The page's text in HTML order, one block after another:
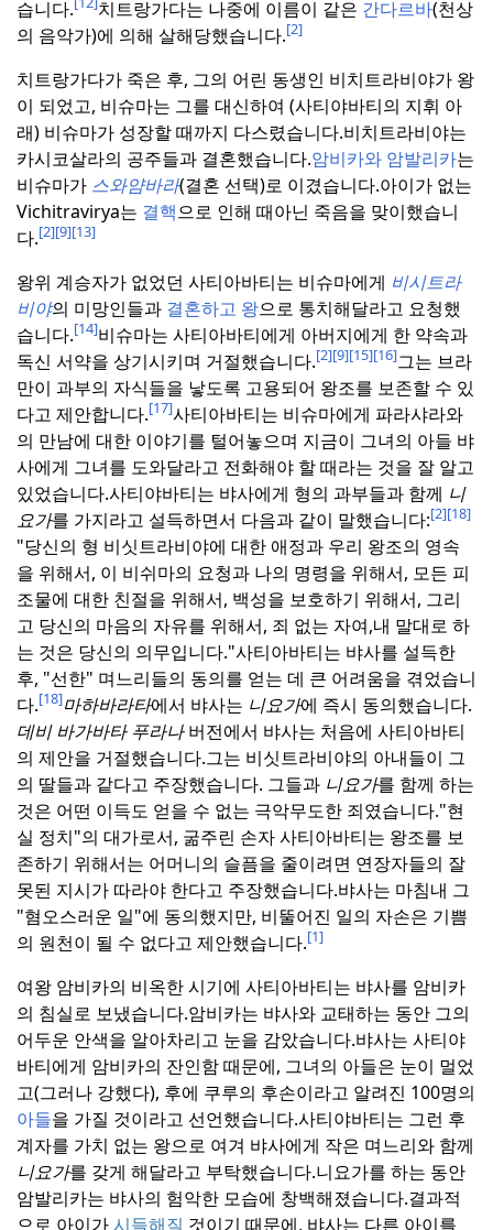
습니다. 치트랑가다는 나중에 이름이 같은 간다르바(천상
의 음악가)에 의해 살해당했습니다.[2]
치트랑가다가 죽은 후, 그의 어린 동생인 비치트라비야가 왕
이 되었고, 비슈마는 그를 대신하여 (사티야바티의 지휘 아
래) 비슈마가 성장할 때까지 다스렸습니다.비치트라비야는
카시코살라의 공주들과 결혼했습니다.암비카와 암발리카는
비슈마가 스와얌바라(결혼 선택)로 이겼습니다.아이가 없는
Vichitravirya는 결핵으로 인해 때아닌 죽음을 맞이했습니
다.[2][9][13]
왕위 계승자가 없었던 사티아바티는 비슈마에게 비시트라
비야의 미망인들과 결혼하고 왕으로 통치해달라고 요청했
습니다.[14]비슈마는 사티아바티에게 아버지에게 한 약속과
독신 서약을 상기시키며 거절했습니다.[2][9][15][16]그는 브라
만이 과부의 자식들을 낳도록 고용되어 왕조를 보존할 수 있
다고 제안합니다.[17]사티아바티는 비슈마에게 파라샤라와
의 만남에 대한 이야기를 털어놓으며 지금이 그녀의 아들 뱌
사에게 그녀를 도와달라고 전화해야 할 때라는 것을 잘 알고
있었습니다.사티야바티는 뱌사에게 형의 과부들과 함께 니
요가를 가지라고 설득하면서 다음과 같이 말했습니다:[2][18]
"당신의 형 비싯트라비야에 대한 애정과 우리 왕조의 영속
을 위해서, 이 비쉬마의 요청과 나의 명령을 위해서, 모든 피
조물에 대한 친절을 위해서, 백성을 보호하기 위해서, 그리
고 당신의 마음의 자유를 위해서, 죄 없는 자여,내 말대로 하
는 것은 당신의 의무입니다."사티아바티는 뱌사를 설득한
후, "선한" 며느리들의 동의를 얻는 데 큰 어려움을 겪었습니
다.[18]마하바라타에서 뱌사는 니요가에 즉시 동의했습니다.
데비 바가바타 푸라나버전에서 뱌사는 처음에 사티아바티
의 제안을 거절했습니다.그는 비싯트라비야의 아내들이 그
의 딸들과 같다고 주장했습니다. 그들과 니요가를 함께 하는
것은 어떤 이득도 얻을 수 없는 극악무도한 죄였습니다."현
실 정치"의 대가로서, 굶주린 손자 사티아바티는 왕조를 보
존하기 위해서는 어머니의 슬픔을 줄이려면 연장자들의 잘
못된 지시가 따라야 한다고 주장했습니다.뱌사는 마침내 그
"혐오스러운 일"에 동의했지만, 비뚤어진 일의 자손은 기쁨
의 원천이 될 수 없다고 제안했습니다.[1]
여왕 암비카의 비옥한 시기에 사티아바티는 뱌사를 암비카
의 침실로 보냈습니다.암비카는 뱌사와 교태하는 동안 그의
어두운 안색을 알아차리고 눈을 감았습니다.뱌사는 사티야
바티에게 암비카의 잔인함 때문에, 그녀의 아들은 눈이 멀었
고(그러나 강했다), 후에 쿠루의 후손이라고 알려진 100명의
아들을 가질 것이라고 선언했습니다.사티야바티는 그런 후
계자를 가치 없는 왕으로 여겨 뱌사에게 작은 며느리와 함께
니요가를 갖게 해달라고 부탁했습니다.니요가를 하는 동안
암발리카는 뱌사의 험악한 모습에 창백해졌습니다.결과적
으로 아이가시들해질 것이기 때문에, 뱌사는 다른 아이를